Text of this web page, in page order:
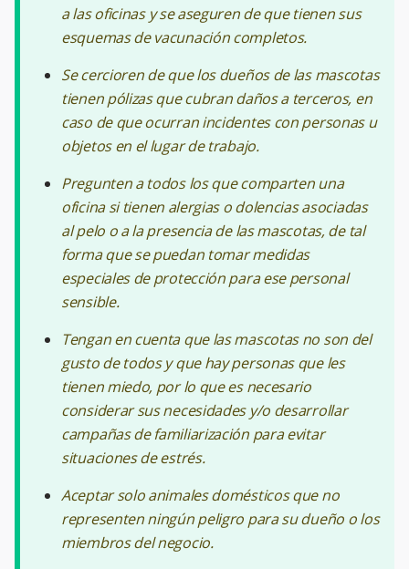
a las oficinas y se aseguren de que tienen sus
esquemas de vacunación completos.
Se cercioren de que los dueños de las mascotas
tienen pólizas que cubran daños a terceros, en
caso de que ocurran incidentes con personas u
objetos en el lugar de trabajo.
Pregunten a todos los que comparten una
oficina si tienen alergias o dolencias asociadas
al pelo o a la presencia de las mascotas, de tal
forma que se puedan tomar medidas
especiales de protección para ese personal
sensible.
Tengan en cuenta que las mascotas no son del
gusto de todos y que hay personas que les
tienen miedo, por lo que es necesario
considerar sus necesidades y/o desarrollar
campañas de familiarización para evitar
situaciones de estrés.
Aceptar solo animales domésticos que no
representen ningún peligro para su dueño o los
miembros del negocio.